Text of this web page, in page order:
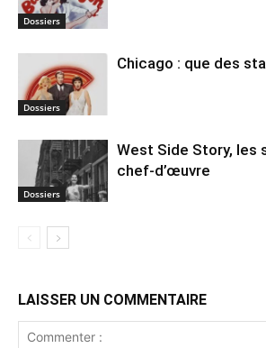
Dossiers
Dossiers
Chicago : que des
Dossiers
West Side Story, les
chef-d’œuvre
LAISSER UN COMMENTAIRE